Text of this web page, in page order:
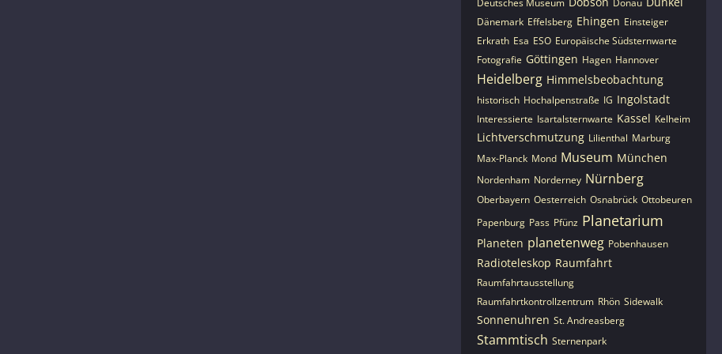
Dänemark Effelsberg Ehingen Einsteiger
Erkrath Esa ESO Europäische Südsternwarte
Fotografie Göttingen Hagen Hannover
Heidelberg Himmelsbeobachtung
historisch Hochalpenstraße IG Ingolstadt
Interessierte Isartalsternwarte Kassel Kelheim
Lichtverschmutzung Lilienthal Marburg
Max-Planck Mond Museum München
Nordenham Norderney Nürnberg
Oberbayern Oesterreich Osnabrück Ottobeuren
Papenburg Pass Pfünz Planetarium
Planeten planetenweg Pobenhausen
Radioteleskop Raumfahrt
Raumfahrtausstellung
Raumfahrtkontrollzentrum Rhön Sidewalk
Sonnenuhren St. Andreasberg
Stammtisch Sternenpark